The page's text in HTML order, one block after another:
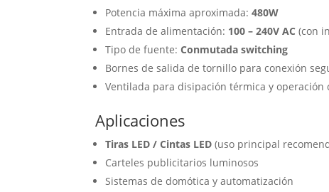
Potencia máxima aproximada:480W
Entrada de alimentación: 100 – 240V AC (con
Tipo de fuente:Conmutada switching
Bornes de salida de tornillo para conexión
Ventilada para disipación térmica y operación
Aplicaciones
Tiras LED / Cintas LED (uso principal
Carteles publicitarios luminosos
Sistemas de domótica y automatización